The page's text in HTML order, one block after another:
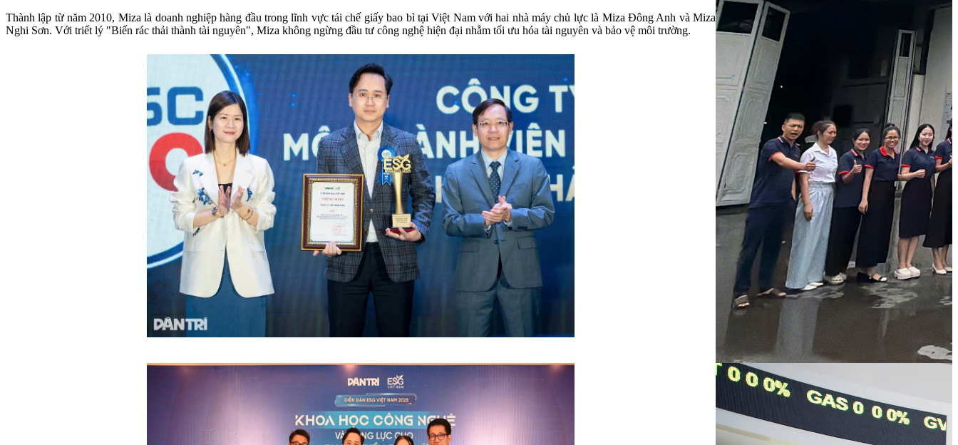
Thành lập từ năm 2010, Miza là doanh nghiệp hàng đầu trong lĩnh vực tái chế giấy bao bì tại Việt Nam với hai nhà máy chủ lực là Miza Đông Anh và Miza
Nghi Sơn. Với triết lý "Biến rác thải thành tài nguyên", Miza không ngừng đầu tư công nghệ hiện đại nhằm tối ưu hóa tài nguyên và bảo vệ môi trường.